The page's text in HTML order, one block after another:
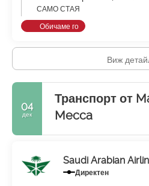
САМО СТАЯ
Обичаме го
Виж
04
дек
Транспорт от
Mecca
Saudi Arabian
Директен